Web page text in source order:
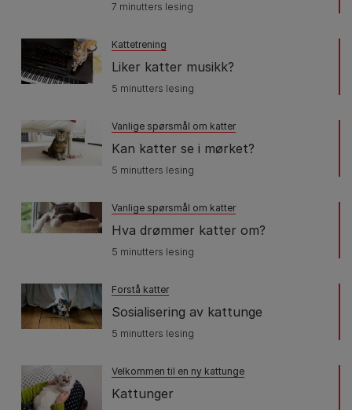
7 minutters lesing
Kattetrening
Liker katter musikk?
5 minutters lesing
Vanlige spørsmål om katter
Kan katter se i mørket?
5 minutters lesing
Vanlige spørsmål om katter
Hva drømmer katter om?
5 minutters lesing
Forstå katter
Sosialisering av kattunge
5 minutters lesing
Velkommen til en ny kattunge
Kattunger